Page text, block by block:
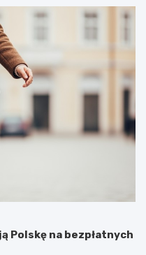
Polskę na bezpłatnych